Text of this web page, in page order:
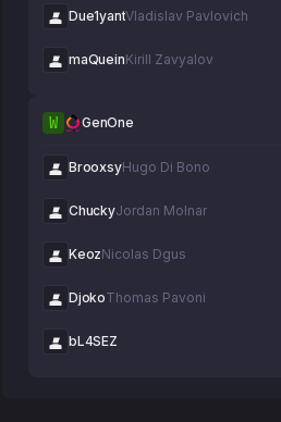
Due1yantVladislav Pavlovich
maQueinKirill Zavyalov
W GenOne
BrooxsyHugo Di Bono
Chucky Jordan Molnar
KeozNicolas Dgus
DjokoThomas Pavoni
bL4SEZ